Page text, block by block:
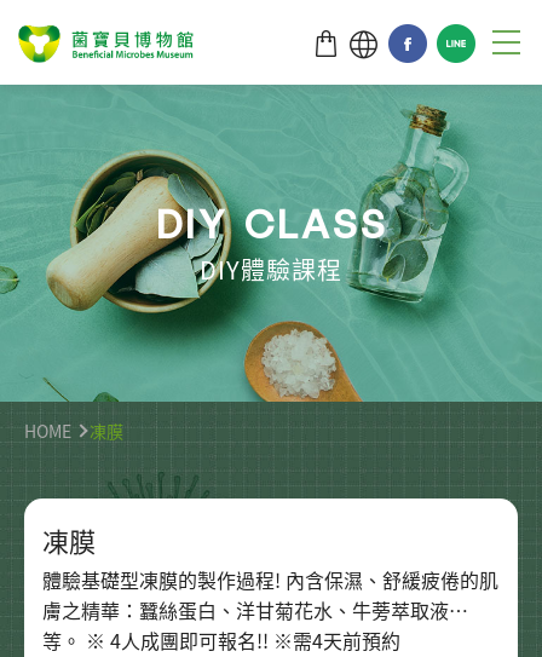
DIY CLASS
DIY體驗課程
HOME 凍膜
凍膜
體驗基礎型凍膜的製作過程! 內含保濕、舒緩疲倦的肌
膚之精華：蠶絲蛋白、洋甘菊花水、牛蒡萃取液…
等。 ※ 4人成團即可報名!! ※需4天前預約